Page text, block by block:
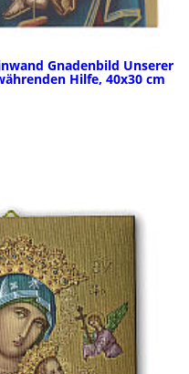
Gnadenbild Unserer
Hilfe, 40x30 cm